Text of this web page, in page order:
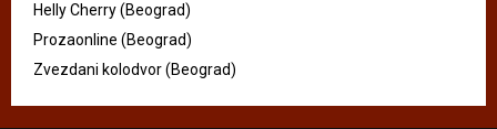
Helly Cherry (Beograd)
Prozaonline (Beograd)
Zvezdani kolodvor (Beograd)